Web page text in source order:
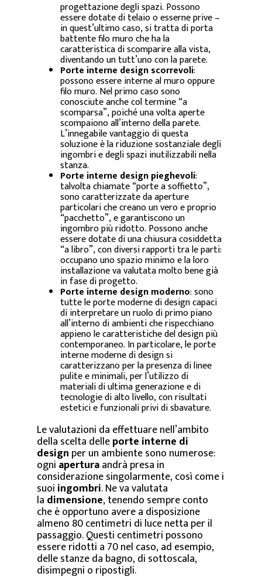
progettazione degli spazi. Possono
essere dotate di telaio o esserne prive –
in quest’ultimo caso, si tratta di porta
battente filo muro che ha la
caratteristica di scomparire alla vista,
diventando un tutt’uno con la parete.
Porte interne design scorrevoli:
possono essere interne al muro oppure
filo muro. Nel primo caso sono
conosciute anche col termine “a
scomparsa”, poiché una volta aperte
scompaiono all’interno della parete.
L’innegabile vantaggio di questa
soluzione è la riduzione sostanziale degli
ingombri e degli spazi inutilizzabili nella
stanza.
Porte interne design pieghevoli:
talvolta chiamate “porte a soffietto”,
sono caratterizzate da aperture
particolari che creano un vero e proprio
“pacchetto”, e garantiscono un
ingombro più ridotto. Possono anche
essere dotate di una chiusura cosiddetta
“a libro”, con diversi rapporti tra le parti:
occupano uno spazio minimo e la loro
installazione va valutata molto bene già
in fase di progetto.
Porte interne design moderno: sono
tutte le porte moderne di design capaci
di interpretare un ruolo di primo piano
all’interno di ambienti che rispecchiano
appieno le caratteristiche del design più
contemporaneo. In particolare, le porte
interne moderne di design si
caratterizzano per la presenza di linee
pulite e minimali, per l’utilizzo di
materiali di ultima generazione e di
tecnologie di alto livello, con risultati
estetici e funzionali privi di sbavature.
Le valutazioni da effettuare nell’ambito
della scelta delleporte interne di
design per un ambiente sono numerose:
ogni aperturaandrà presa in
considerazione singolarmente, così come i
suoi ingombri. Ne va valutata
la dimensione, tenendo sempre conto
che è opportuno avere a disposizione
almeno 80 centimetri di luce netta per il
passaggio. Questi centimetri possono
essere ridotti a 70 nel caso, ad esempio,
delle stanze da bagno, di sottoscala,
disimpegni o ripostigli.